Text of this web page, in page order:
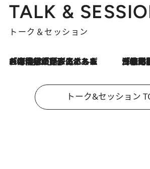
TALK &
トーク＆セッション
2026.8.3
「今後値上げがあるとすれば…」「リスクがあるのは今年の冬」エネルギー専門家が語る、ホルムズ海峡封鎖が家庭にもたらす“ある心配” 「住宅建てられない…」「サーチャージ料の高値が続いている」ホルム
トーク&セッション